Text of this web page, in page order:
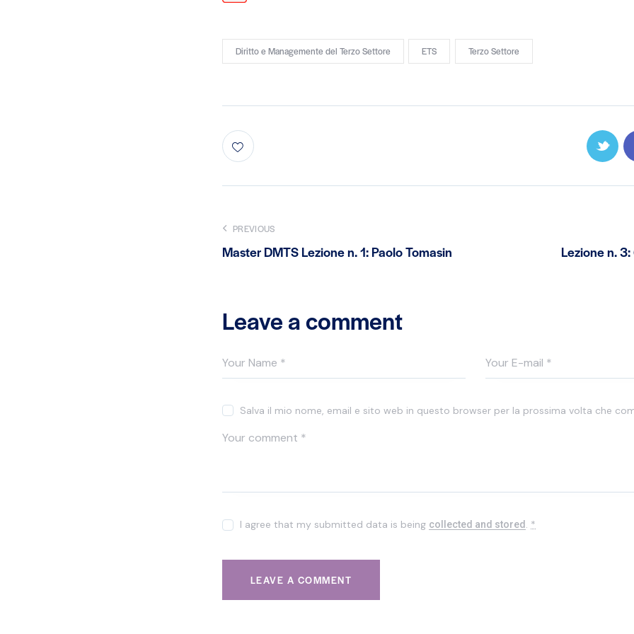
Diritto e Managemente del Terzo Settore ETS Terzo Settore
PREVIOUS
Master DMTS Lezione n. 1: Paolo Tomasin Lezione n.
Leave a comment
Salva il mio nome, email e sito web in questo browser per la prossima volta che
I agree that my submitted data is being collected and stored . *